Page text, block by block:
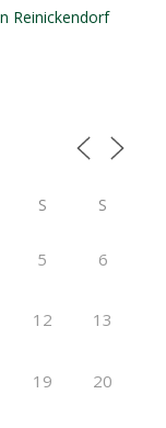
Reinickendorf
S S
5 6
12 13
19 20